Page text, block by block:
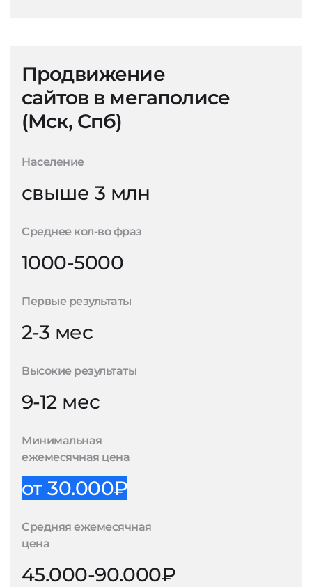
Продвижение
сайтов в мегаполисе
(Мск, Спб)
Население
свыше 3 млн
Среднее кол-во фраз
1000-5000
Первые результаты
2-3 мес
Высокие результаты
9-12 мес
Минимальная
ежемесячная цена
от 30.000₽
Средняя ежемесячная
цена
45.000-90.000₽